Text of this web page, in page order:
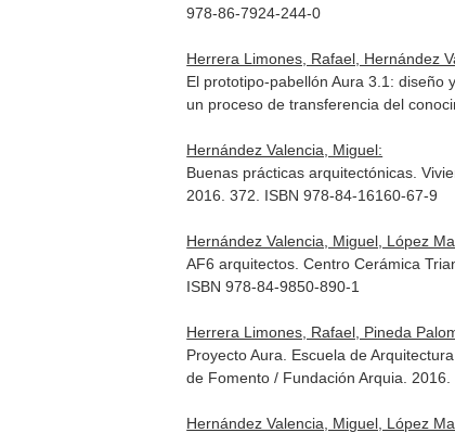
978-86-7924-244-0
Herrera Limones, Rafael, Hernández
El prototipo-pabellón Aura 3.1: diseño
un proceso de transferencia del
Hernández Valencia, Miguel:
Buenas prácticas arquitectónicas.
2016. 372. ISBN 978-84-16160-67-9
Hernández Valencia, Miguel, López
AF6 arquitectos. Centro Cerámica
ISBN 978-84-9850-890-1
Herrera Limones, Rafael, Pineda
Proyecto Aura. Escuela de
de Fomento / Fundación Arquia.
Hernández Valencia, Miguel, López